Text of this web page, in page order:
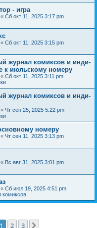
- игра
« Сб окт 11, 2025 3:17 pm
« Сб окт 11, 2025 3:15 pm
журнал комиксов и инди-
к июльскому номеру
« Сб окт 11, 2025 3:11 pm
журнал комиксов и инди-
« Чт сен 25, 2025 5:22 pm
номеру
« Чт сен 11, 2025 3:13 pm
« Вс авг 31, 2025 3:01 pm
« Сб июл 19, 2025 4:51 pm
комиксов
1 2 3